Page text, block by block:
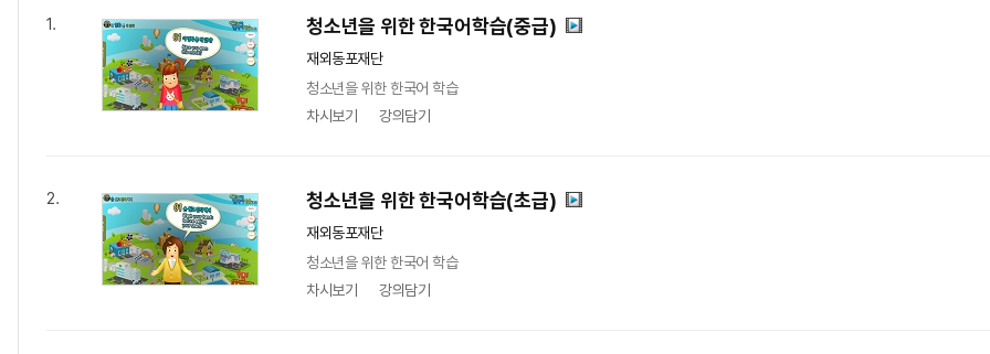
1. 청소년을 위한 한국어학습(중급)
재외동포재단
청소년을 위한 한국어 학습
차시보기
강의담기
2. 청소년을 위한 한국어학습(초급)
재외동포재단
청소년을 위한 한국어 학습
차시보기
강의담기